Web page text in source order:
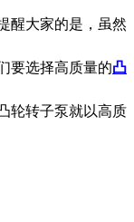
醒大家的是，虽然
要选择高质量的凸
轮转子泵就以高质